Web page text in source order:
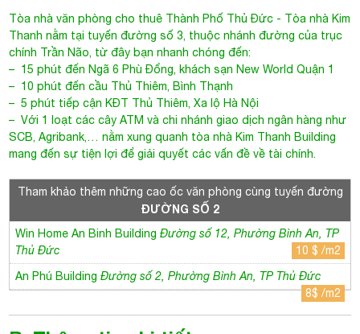
Tòa nhà văn phòng cho thuê Thành Phố Thủ Đức - Tòa nhà Kim
Thanh nằm tại tuyến đường số 3, thuộc nhánh đường của trục
chính Trần Não, từ đây bạn nhanh chóng đến:
– 15 phút đến Ngã 6 Phù Đổng, khách sạn New World Quận 1
– 10 phút đến cầu Thủ Thiêm, Bình Thạnh
– 5 phút tiếp cận KĐT Thủ Thiêm, Xa lộ Hà Nội
– Với 1 loạt các cây ATM và chi nhánh giao dịch ngân hàng như
SCB, Agribank,… nằm xung quanh tòa nhà Kim Thanh Building
mang đến sự tiện lợi để giải quyết các vấn đề về tài chính.
Tham khảo thêm những cao ốc văn phòng cùng tuyến đường
ĐƯỜNG SỐ 2
Win Home An Binh BuildingĐường số 12, Phường Bình An, TP
Thủ Đức
10 $ /m2
An Phú BuildingĐường số 2, Phường Bình An, TP Thủ Đức
8$ /m2